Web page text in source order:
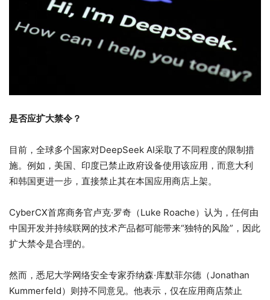
是否应扩大禁令？
目前，全球多个国家对DeepSeek AI采取了不同程度的限制措
施。例如，美国、印度已禁止政府设备使用该应用，而意大利
和韩国更进一步，直接禁止其在本国应用商店上架。
CyberCX首席商务官卢克·罗奇（Luke Roache）认为，任何由
中国开发并持续联网的技术产品都可能带来“独特的风险”，因此
扩大禁令是合理的。
然而，悉尼大学网络安全专家乔纳森·库默菲尔德（Jonathan
Kummerfeld）则持不同意见。他表示，仅在应用商店禁止